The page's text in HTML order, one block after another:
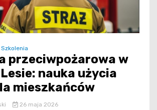
Szkolenia
przeciwpożarowa w
nauka użycia
mieszkańców
26 maja 2026